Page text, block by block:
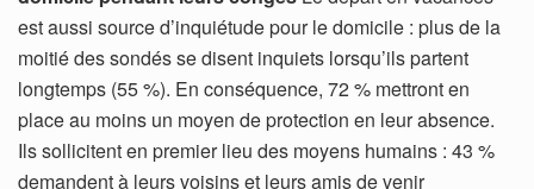
est aussi source d’inquiétude pour le domicile : plus de la
moitié des sondés se disent inquiets lorsqu’ils partent
longtemps (55 %). En conséquence, 72 % mettront en
place au moins un moyen de protection en leur absence.
Ils sollicitent en premier lieu des moyens humains : 43 %
demandent à leurs voisins et leurs amis de venir